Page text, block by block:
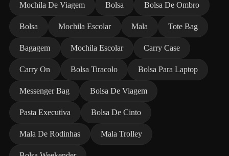
Mochila De Viagem Bolsa Bolsa De Ombro
Bolsa Mochila Escolar Mala Tote Bag
Bagagem Mochila Escolar Carry Case
Carry On Bolsa Tiracolo Bolsa Para Laptop
Messenger Bag Bolsa De Viagem
Pasta Executiva Bolsa De Cinto
Mala De Rodinhas Mala Trolley